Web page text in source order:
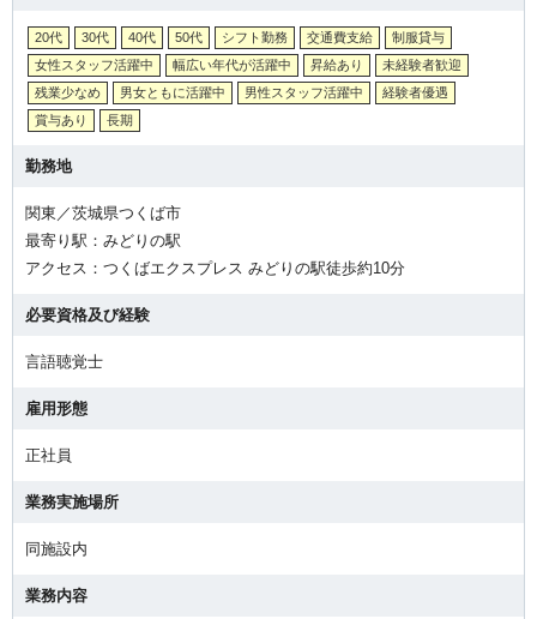
20代 30代 40代 50代 シフト勤務 交通費支給
制服貸与
女性スタッフ活躍中
幅広い年代が活躍中 昇給あり
未経験者歓迎
残業少なめ
男女ともに活躍中 男性スタッフ活躍中
経験者優遇
賞与あり
長期
勤務地
関東／茨城県つくば市
最寄り駅：みどりの駅
アクセス：つくばエクスプレス みどりの駅徒歩約10分
必要資格及び経験
言語聴覚士
雇用形態
正社員
業務実施場所
同施設内
業務内容